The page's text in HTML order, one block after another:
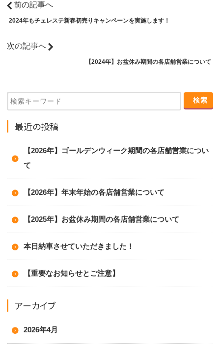
前の記事へ
2024年もチェレステ新春初売りキャンペーンを実施します！
次の記事へ
【2024年】お盆休み期間の各店舗営業について
最近の投稿
【2026年】ゴールデンウィーク期間の各店舗営業につい
て
【2026年】年末年始の各店舗営業について
【2025年】お盆休み期間の各店舗営業について
本日納車させていただきました！
【重要なお知らせとご注意】
アーカイブ
2026年4月